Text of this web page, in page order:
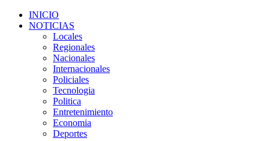
INICIO
NOTICIAS
Locales
Regionales
Nacionales
Internacionales
Policiales
Tecnologia
Politica
Entretenimiento
Economia
Deportes